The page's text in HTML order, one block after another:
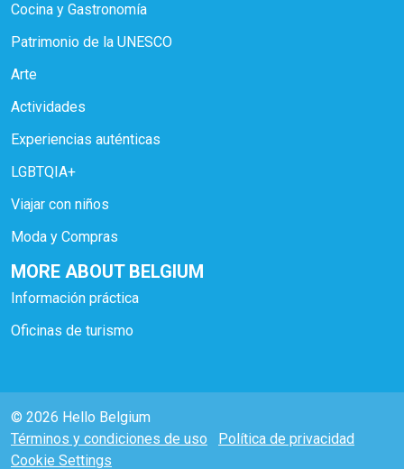
Cocina y Gastronomía
Patrimonio de la UNESCO
Arte
Actividades
Experiencias auténticas
LGBTQIA+
Viajar con niños
Moda y Compras
MORE ABOUT BELGIUM
Información práctica
Oficinas de turismo
© 2026 Hello Belgium
Términos y condiciones de uso
Política de privacidad
Cookie Settings